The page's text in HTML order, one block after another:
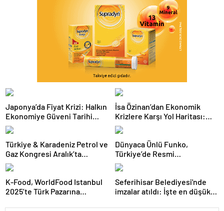
Japonya’da Fiyat Krizi: Halkın
Ekonomiye Güveni Tarihi
Dipte
İsa Özinan’dan Ekonomik
Krizlere Karşı Yol Haritası:
Şirketler Neyi Doğru Yapmalı?
Türkiye & Karadeniz Petrol ve
Gaz Kongresi Aralık’ta
Ankara’da
Dünyaca Ünlü Funko,
Türkiye’de Resmi
Distribütörü Olarak Monkey
Distribution’ı Seçti
K-Food, WorldFood Istanbul
2025’te Türk Pazarına
Seferihisar Belediyesi'nde
imzalar atıldı: İşte en düşük